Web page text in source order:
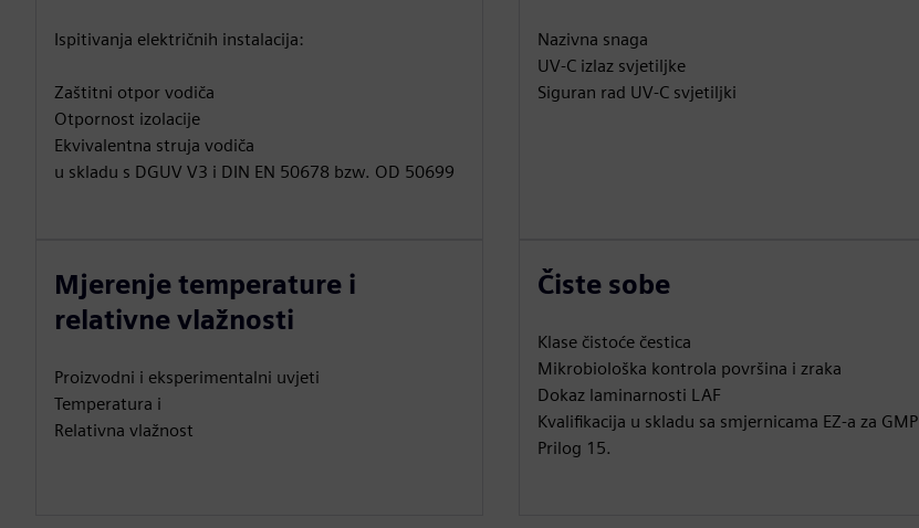
Ispitivanja električnih instalacija:
Zaštitni otpor vodiča
Otpornost izolacije
Ekvivalentna struja vodiča
u skladu s DGUV V3 i DIN EN 50678 bzw. OD 50699
Nazivna snaga
UV-C izlaz svjetiljke
Siguran rad UV-C svjetiljki
Mjerenje temperature i
relativne vlažnosti
Proizvodni i eksperimentalni uvjeti
Temperatura i
Relativna vlažnost
Čiste sobe
Klase čistoće čestica
Mikrobiološka kontrola površina i zraka
Dokaz laminarnosti LAF
Kvalifikacija u skladu sa smjernicama EZ-a za GMP
Prilog 15.